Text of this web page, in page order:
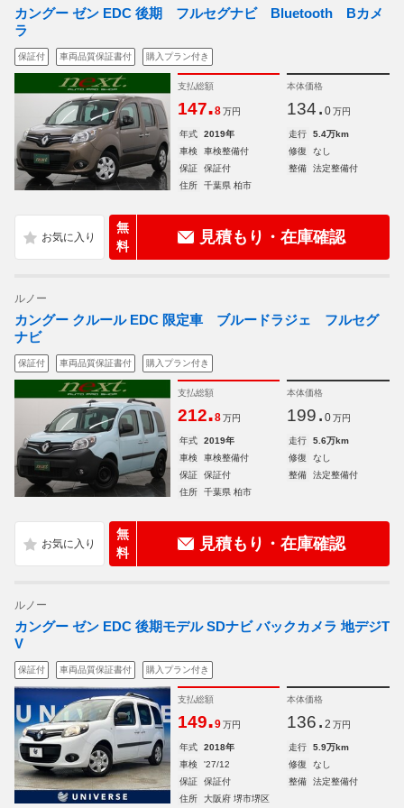
カングー ゼン EDC 後期 フルセグナビ Bluetooth Bカメ
ラ
保証付 車両品質保証書付 購入プラン付き
支払総額
147.8 万円
本体価格
134. 0 万円
年式 2019年 走行
5.4万km
車検
車検整備付 修復
なし
保証
保証付 整備
法定整備付
住所
千葉県 柏市
無
料
見積もり・在庫確認
ルノー
カングー クルール EDC 限定車 ブルードラジェ フルセグ
ナビ
保証付 車両品質保証書付 購入プラン付き
支払総額
212.8 万円
本体価格
199. 0 万円
年式 2019年 走行
5.6万km
車検
車検整備付 修復
なし
保証
保証付 整備
法定整備付
住所
千葉県 柏市
無
料
見積もり・在庫確認
ルノー
カングー ゼン EDC 後期モデル SDナビ バックカメラ 地デジT
V
保証付 車両品質保証書付 購入プラン付き
支払総額
149.9 万円
本体価格
136. 2 万円
年式 2018年 走行
5.9万km
車検
'27/12 修復
なし
保証
保証付 整備
法定整備付
住所
大阪府 堺市堺区